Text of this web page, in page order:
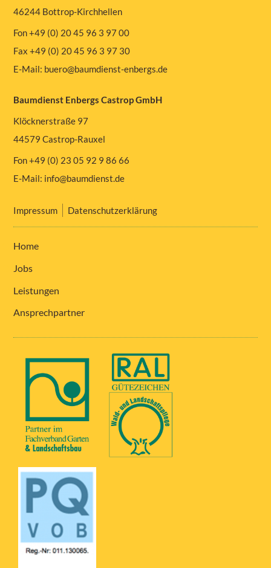
46244 Bottrop-Kirchhellen
Fon +49 (0) 20 45 96 3 97 00
Fax +49 (0) 20 45 96 3 97 30
E-Mail: buero@baumdienst-enbergs.de
Baumdienst Enbergs Castrop GmbH
Klöcknerstraße 97
44579 Castrop-Rauxel
Fon +49 (0) 23 05 92 9 86 66
E-Mail: info@baumdienst.de
Impressum Datenschutzerklärung
Home
Jobs
Leistungen
Ansprechpartner